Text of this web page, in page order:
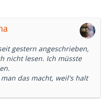
gestern angeschrieben,
nicht lesen. Ich müsste
das macht, weil's halt